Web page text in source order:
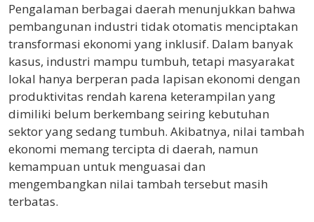
Pengalaman berbagai daerah menunjukkan bahwa
pembangunan industri tidak otomatis menciptakan
transformasi ekonomi yang inklusif. Dalam banyak
kasus, industri mampu tumbuh, tetapi masyarakat
lokal hanya berperan pada lapisan ekonomi dengan
produktivitas rendah karena keterampilan yang
dimiliki belum berkembang seiring kebutuhan
sektor yang sedang tumbuh. Akibatnya, nilai tambah
ekonomi memang tercipta di daerah, namun
kemampuan untuk menguasai dan
mengembangkan nilai tambah tersebut masih
terbatas.